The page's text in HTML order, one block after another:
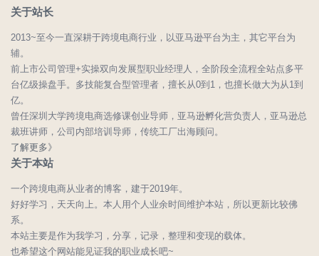
关于站长
2013~至今一直深耕于跨境电商行业，以亚马逊平台为主，其它平台为
辅。
前上市公司管理+实操双向发展型职业经理人，全阶段全流程全站点多平
台亿级操盘手。多技能复合型管理者，擅长从0到1，也擅长做大为从1到
亿。
曾任深圳大学跨境电商选修课创业导师，亚马逊孵化营负责人，亚马逊总
裁班讲师，公司内部培训导师，传统工厂出海顾问。
了解更多》
关于本站
一个跨境电商从业者的博客，建于2019年。
好好学习，天天向上。本人用个人业余时间维护本站，所以更新比较佛
系。
本站主要是作为我学习，分享，记录，整理和变现的载体。
也希望这个网站能见证我的职业成长吧~